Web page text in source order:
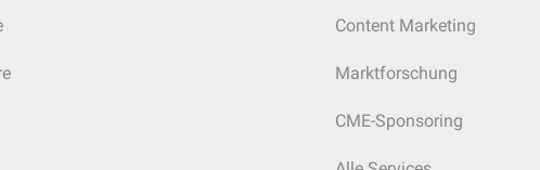
Content Marketing
Marktforschung
CME-Sponsoring